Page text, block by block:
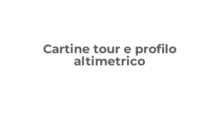
Cartine tour e profilo
altimetrico